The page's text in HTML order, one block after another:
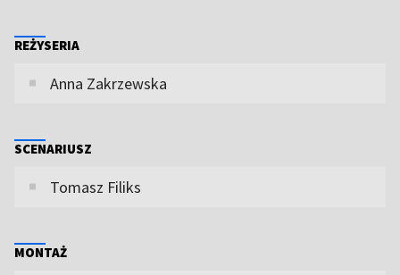
REŻYSERIA
Anna Zakrzewska
SCENARIUSZ
Tomasz Filiks
MONTAŻ